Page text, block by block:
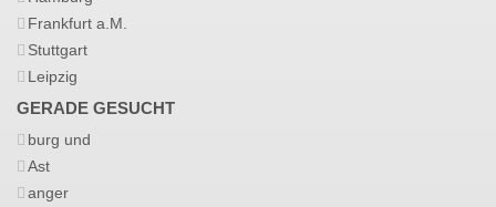
Frankfurt a.M.
Stuttgart
Leipzig
GERADE GESUCHT
burg und
Ast
anger